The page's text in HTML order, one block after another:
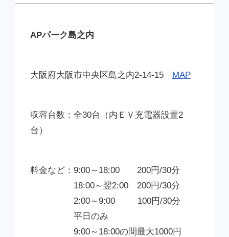
APパーク島之内
大阪府大阪市中央区島之内2-14-15 MAP
全30台（内ＥＶ充電器設置2
台）
9:00～18:00 200円/30分
18:00～翌2:00 200円/30分
2:00～9:00 100円/30分
平日のみ
9:00～18:00の間最大1000円